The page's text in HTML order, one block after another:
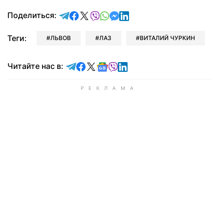
Поделиться: отправить в Telegram
поделиться в Facebook
поделиться в X
отправить в Viber
отправить в Whatsapp
отправить в Messenger
отправить в LinkedIn
Теги: ЛЬВОВ ЛАЗ ВИТАЛИЙ ЧУРКИН
Читайте нас в: Читайте в Telegram
Читайте в Facebook
Читайте в X
Читайте в Google news
Читайте в Viber
Читайте в LinkedIn